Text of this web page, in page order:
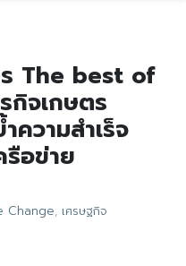
The best of
จเกษตร
วามสำเร็จ
รือข่าย
Change, เศรษฐกิจ